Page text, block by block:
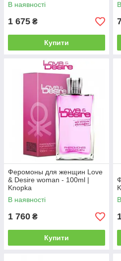
В наявності
1 675 ₴
Купити
Феромоны для женщин Love
& Desire woman - 100ml |
Knopka
В наявності
1 760 ₴
Купити